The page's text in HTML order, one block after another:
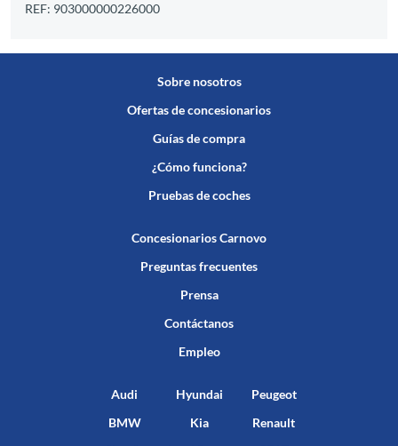
REF: 903000000226000
Sobre nosotros
Ofertas de concesionarios
Guías de compra
¿Cómo funciona?
Pruebas de coches
Concesionarios Carnovo
Preguntas frecuentes
Prensa
Contáctanos
Empleo
Audi
BMW
Hyundai
Kia
Peugeot
Renault